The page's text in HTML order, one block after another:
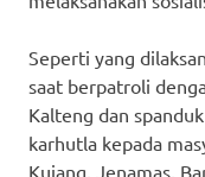
Seperti yang
saat berpatroli
Kalteng dan
karhutla kepada
Kujang, Jenamas,